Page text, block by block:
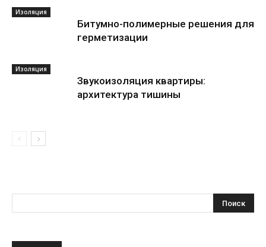
Изоляция
Битумно-полимерные решения для
герметизации
Изоляция
Звукоизоляция квартиры:
архитектура тишины